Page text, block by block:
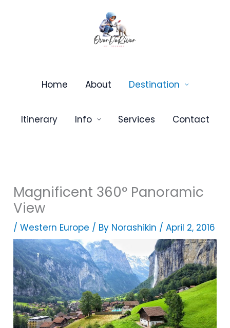
Home About Destination
Itinerary Info Services Contact
Magnificent 360° Panoramic
View
/Western Europe / By Norashikin /April 2, 2016